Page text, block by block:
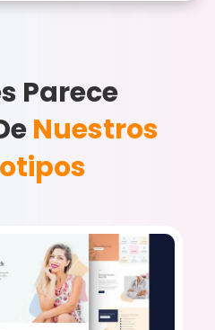
Parece
Nuestros